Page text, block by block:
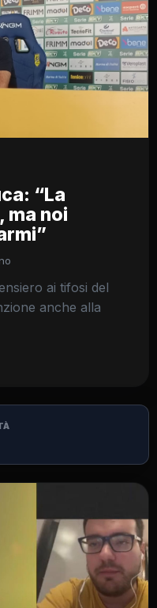
“La
ma noi
ai tifosi del
anche alla